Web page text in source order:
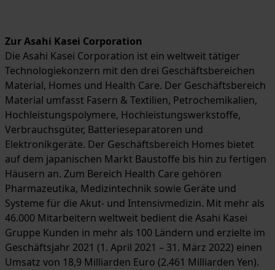
Zur Asahi Kasei Corporation
Die Asahi Kasei Corporation ist ein weltweit tätiger
Technologiekonzern mit den drei Geschäftsbereichen
Material, Homes und Health Care. Der Geschäftsbereich
Material umfasst Fasern & Textilien, Petrochemikalien,
Hochleistungspolymere, Hochleistungswerkstoffe,
Verbrauchsgüter, Batterieseparatoren und
Elektronikgeräte. Der Geschäftsbereich Homes bietet
auf dem japanischen Markt Baustoffe bis hin zu fertigen
Häusern an. Zum Bereich Health Care gehören
Pharmazeutika, Medizintechnik sowie Geräte und
Systeme für die Akut- und Intensivmedizin. Mit mehr als
46.000 Mitarbeitern weltweit bedient die Asahi Kasei
Gruppe Kunden in mehr als 100 Ländern und erzielte im
Geschäftsjahr 2021 (1. April 2021 – 31. März 2022) einen
Umsatz von 18,9 Milliarden Euro (2.461 Milliarden Yen).